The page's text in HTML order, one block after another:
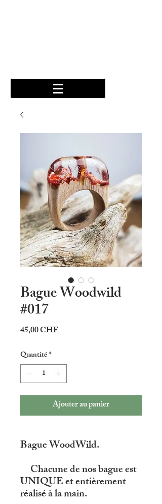
Bague Woodwild
#017
45,00 CHFPrix
Quantité*
Ajouter au panier
Bague WoodWild.
Chacune de nos bague est
UNIQUE et entièrement
réalisé à la main.